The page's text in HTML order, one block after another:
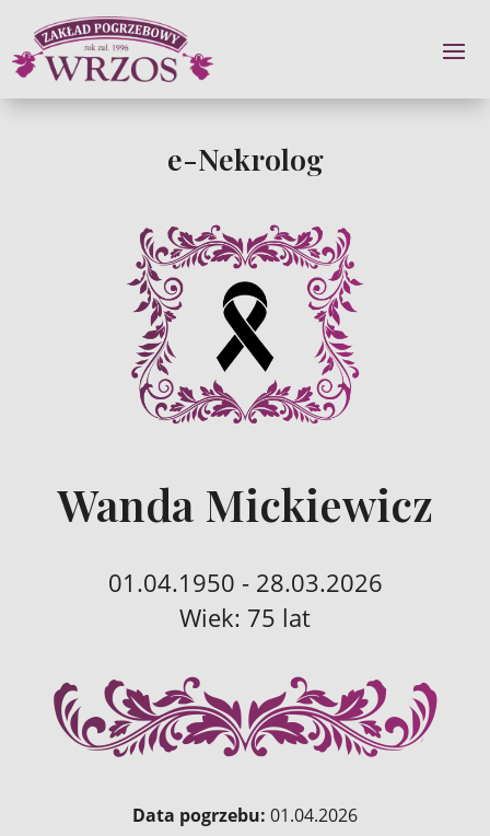
e-Nekrolog
Wanda Mickiewicz
01.04.1950 - 28.03.2026
Wiek: 75 lat
Data pogrzebu: 01.04.2026